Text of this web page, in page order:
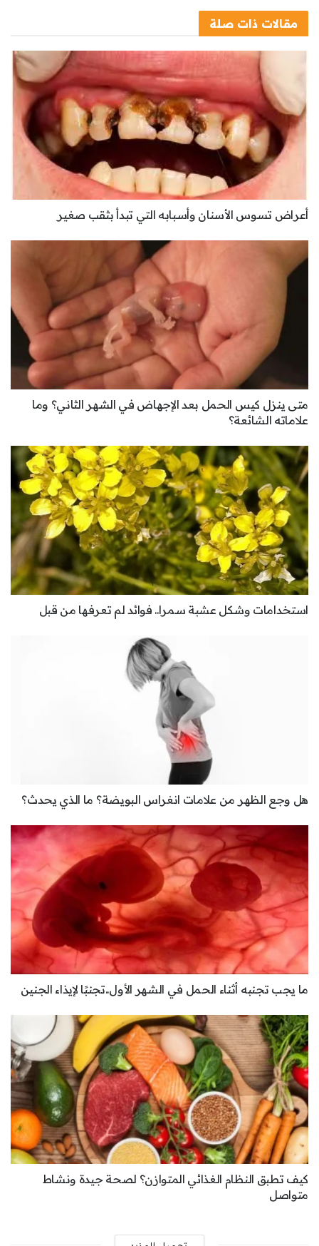
مقالات ذات صلة
أعراض تسوس الأسنان وأسبابه التي تبدأ بثقب صغير
متى ينزل كيس الحمل بعد الإجهاض في الشهر الثاني؟ وما
علاماته الشائعة؟
استخدامات وشكل عشبة سمرا.. فوائد لم تعرفها من قبل
هل وجع الظهر من علامات انغراس البويضة؟ ما الذي يحدث؟
ما يجب تجنبه أثناء الحمل في الشهر الأول..تجنبًا لإيذاء الجنين
كيف تطبق النظام الغذائي المتوازن؟ لصحة جيدة ونشاط
متواصل